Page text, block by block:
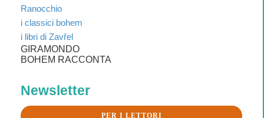
Ranocchio
i classici bohem
i libri di Zavřel
GIRAMONDO
BOHEM RACCONTA
Newsletter
PER I LETTORI